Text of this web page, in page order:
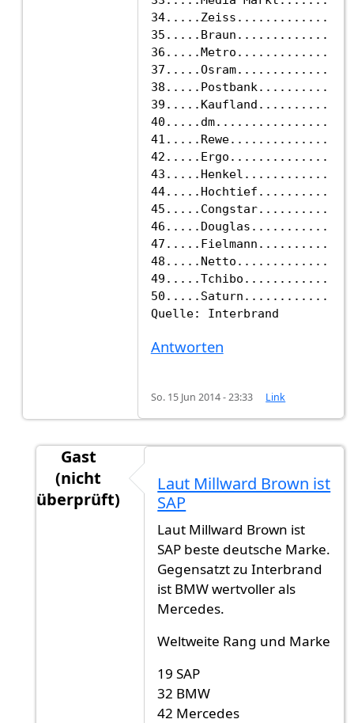
Antworten
So. 15 Jun 2014 - 23:33 Link
Gast
(nicht
überprüft)
Top 50 Marken aus Deutschland
Laut Millward Brown ist
SAP
Laut Millward Brown ist
SAP beste deutsche Marke.
Gegensatzt zu Interbrand
ist BMW wertvoller als
Mercedes.
Weltweite Rang und Marke
19 SAP
32 BMW
42 Mercedes